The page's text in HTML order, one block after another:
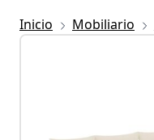
Inicio Mobiliario